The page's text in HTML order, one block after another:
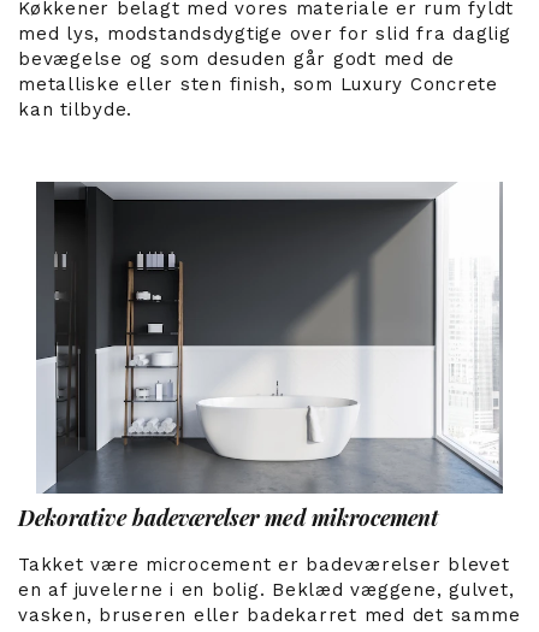
Køkkener belagt med vores materiale er rum fyldt
med lys, modstandsdygtige over for slid fra daglig
bevægelse og som desuden går godt med de
metalliske eller sten finish, som Luxury Concrete
kan tilbyde.
Dekorative badeværelser med mikrocement
Takket være microcement er badeværelser blevet
en af ​​juvelerne i en bolig. Beklæd væggene, gulvet,
vasken, bruseren eller badekarret med det samme